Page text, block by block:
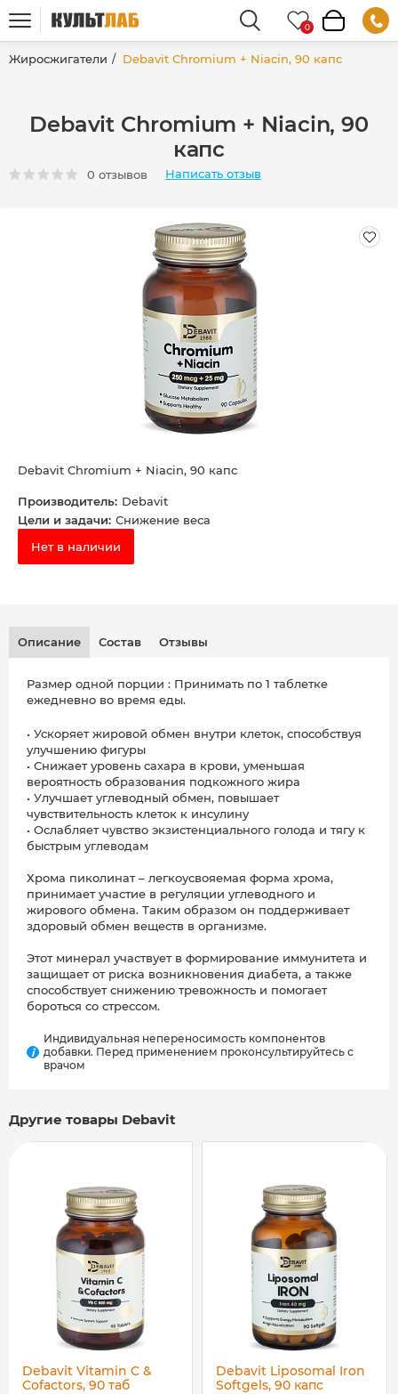
Жиросжигатели Debavit Chromium + Niacin, 90 капс
Debavit Chromium + Niacin, 90
капс
0 отзывов Написать отзыв
Debavit Chromium + Niacin, 90 капс
Производитель: Debavit
Цели и задачи: Снижение веса
Нет в наличии
Описание Состав Отзывы
Размер одной порции : Принимать по 1 таблетке
ежедневно во время еды.
• Ускоряет жировой обмен внутри клеток, способствуя
улучшению фигуры
• Снижает уровень сахара в крови, уменьшая
вероятность образования подкожного жира
• Улучшает углеводный обмен, повышает
чувствительность клеток к инсулину
• Ослабляет чувство экзистенциального голода и тягу к
быстрым углеводам
Хрома пиколинат – легкоусвояемая форма хрома,
принимает участие в регуляции углеводного и
жирового обмена. Таким образом он поддерживает
здоровый обмен веществ в организме.
Этот минерал участвует в формирование иммунитета и
защищает от риска возникновения диабета, а также
способствует снижению тревожность и помогает
бороться со стрессом.
i
Индивидуальная непереносимость компонентов
добавки. Перед применением проконсультируйтесь с
врачом
Другие товары Debavit
Debavit Vitamin C &
Cofactors, 90 таб
Debavit Liposomal Iron
Softgels, 90 капс